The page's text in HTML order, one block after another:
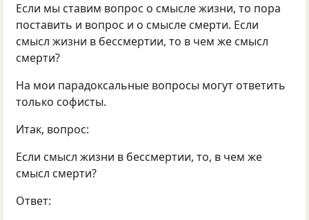
Если мы ставим вопрос о смысле жизни, то пора
поставить и вопрос и о смысле смерти. Если
смысл жизни в бессмертии, то в чем же смысл
смерти?
На мои парадоксальные вопросы могут ответить
только софисты.
Итак, вопрос:
Если смысл жизни в бессмертии, то, в чем же
смысл смерти?
Ответ: